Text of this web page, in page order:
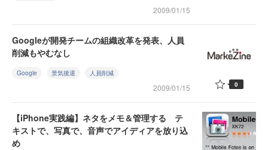
2009/01/15
Googleが開発チームの組織改革を発表、人員
削減もやむなし
Google 景気後退 人員削減
2009/01/15 0
【iPhone実践編】ネタをメモ＆管理する テ
キストで、写真で、音声でアイディアを放り込
め